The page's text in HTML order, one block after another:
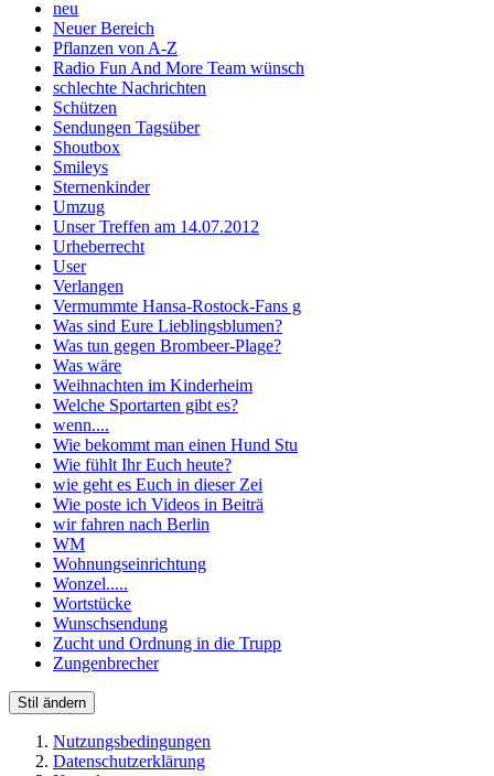
neu
Neuer Bereich
Pflanzen von A-Z
Radio Fun And More Team wünsch
schlechte Nachrichten
Schützen
Sendungen Tagsüber
Shoutbox
Smileys
Sternenkinder
Umzug
Unser Treffen am 14.07.2012
Urheberrecht
User
Verlangen
Vermummte Hansa-Rostock-Fans g
Was sind Eure Lieblingsblumen?
Was tun gegen Brombeer-Plage?
Was wäre
Weihnachten im Kinderheim
Welche Sportarten gibt es?
wenn....
Wie bekommt man einen Hund Stu
Wie fühlt Ihr Euch heute?
wie geht es Euch in dieser Zei
Wie poste ich Videos in Beiträ
wir fahren nach Berlin
WM
Wohnungseinrichtung
Wonzel.....
Wortstücke
Wunschsendung
Zucht und Ordnung in die Trupp
Zungenbrecher
Stil ändern
Nutzungsbedingungen
Datenschutzerklärung